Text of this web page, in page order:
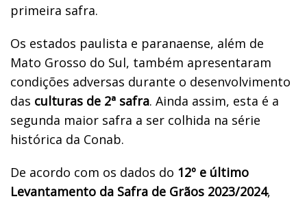
primeira safra.
Os estados paulista e paranaense, além de
Mato Grosso do Sul, também apresentaram
condições adversas durante o desenvolvimento
das culturas de 2ª safra. Ainda assim, esta é a
segunda maior safra a ser colhida na série
histórica da Conab.
De acordo com os dados do 12º e último
Levantamento da Safra de Grãos 2023/2024,